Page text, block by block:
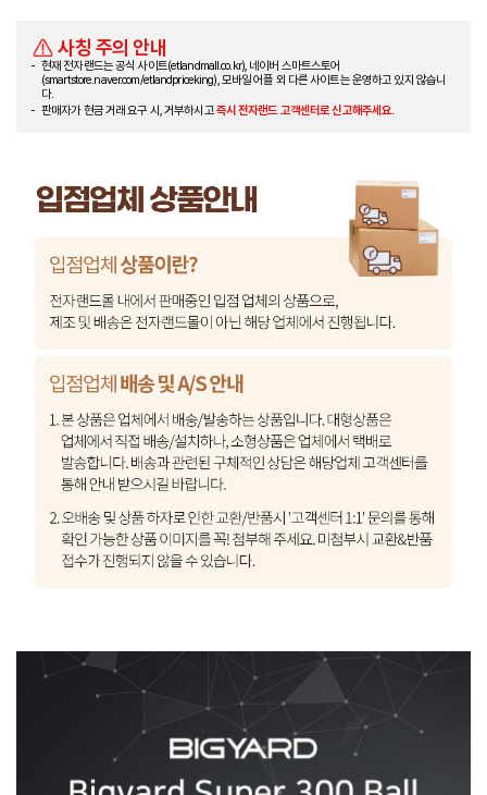
사칭 주의 안내
현재 전자랜드는 공식 사이트(etlandmall.co.kr), 네이버 스마트스토어
(smartstore.naver.com/etlandpriceking), 모바일 어플 외 다른 사이트는 운영하고 있지 않습니
다.
판매자가 현금 거래 요구 시, 거부하시고즉시 전자랜드 고객센터로 신고해주세요.